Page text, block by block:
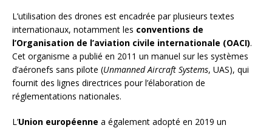
L’utilisation des drones est encadrée par plusieurs textes
internationaux, notamment les conventions de
l’Organisation de l’aviation civile internationale (OACI).
Cet organisme a publié en 2011 un manuel sur les systèmes
d’aéronefs sans pilote (Unmanned Aircraft Systems, UAS), qui
fournit des lignes directrices pour l’élaboration de
réglementations nationales.
L’Union européenne a également adopté en 2019 un